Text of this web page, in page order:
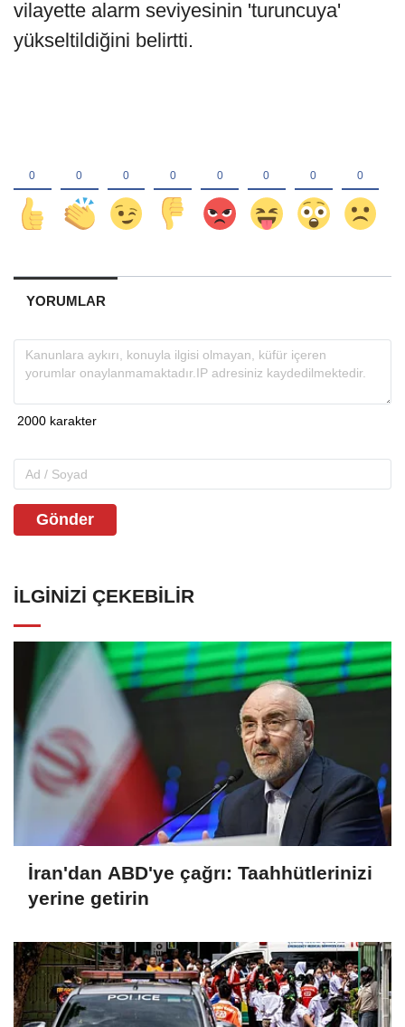
vilayette alarm seviyesinin 'turuncuya'
yükseltildiğini belirtti.
YORUMLAR
Gönder
İLGINIZI ÇEKEBILIR
İran'dan ABD'ye çağrı: Taahhütlerinizi
yerine getirin